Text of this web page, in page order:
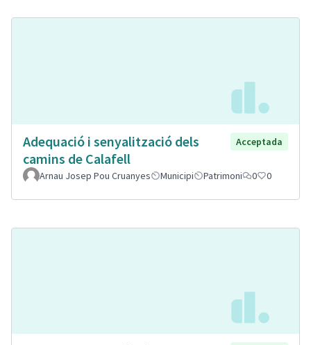
Adequació i senyalització dels
camins de Calafell
Acceptada
Arnau Josep Pou Cruanyes Municipi Patrimoni 0 0